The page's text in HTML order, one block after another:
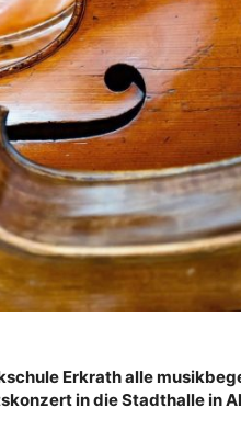
Erkrath alle
in die Stadthalle in